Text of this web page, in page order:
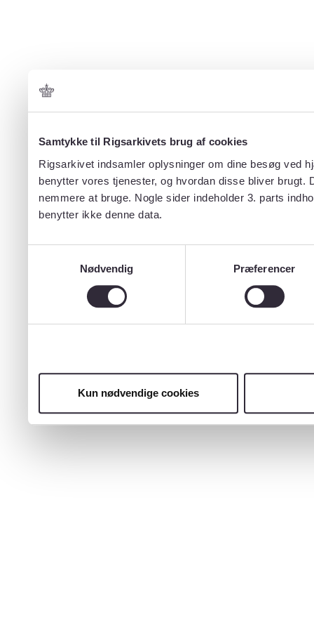
Samtykke til Rigsarkivets brug af cookies
Rigsarkivet indsamler oplysninger om dine besøg ved
benytter vores tjenester, og hvordan disse bliver
nemmere at bruge. Nogle sider indeholder 3. parts
benytter ikke denne data.
Nødvendig
Præferencer
Kun nødvendige cookies